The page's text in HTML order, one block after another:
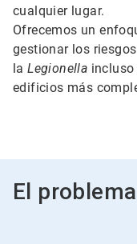
cualquier lugar.
Ofrecemos un
gestionar los
laLegionella incluso
edificios más
El problema